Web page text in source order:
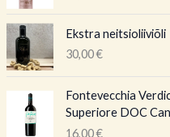
Ekstra neitsioliiviõli
30,00€
Fontevecchia
Superiore DOC
16,00€